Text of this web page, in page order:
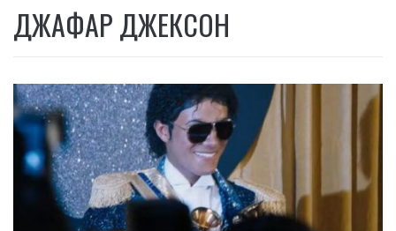
ДЖАФАР ДЖЕКСОН